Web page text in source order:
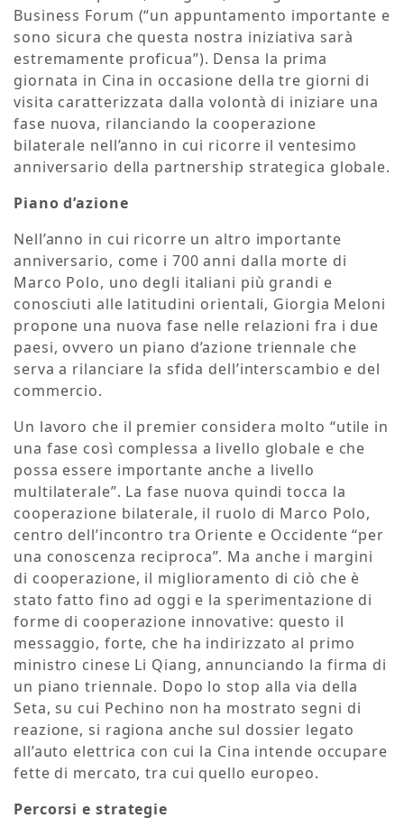
Business Forum (“un appuntamento importante e
sono sicura che questa nostra iniziativa sarà
estremamente proficua”). Densa la prima
giornata in Cina in occasione della tre giorni di
visita caratterizzata dalla volontà di iniziare una
fase nuova, rilanciando la cooperazione
bilaterale nell’anno in cui ricorre il ventesimo
anniversario della partnership strategica globale.
Piano d’azione
Nell’anno in cui ricorre un altro importante
anniversario, come i 700 anni dalla morte di
Marco Polo, uno degli italiani più grandi e
conosciuti alle latitudini orientali, Giorgia Meloni
propone una nuova fase nelle relazioni fra i due
paesi, ovvero un piano d’azione triennale che
serva a rilanciare la sfida dell’interscambio e del
commercio.
Un lavoro che il premier considera molto “utile in
una fase così complessa a livello globale e che
possa essere importante anche a livello
multilaterale”. La fase nuova quindi tocca la
cooperazione bilaterale, il ruolo di Marco Polo,
centro dell’incontro tra Oriente e Occidente “per
una conoscenza reciproca”. Ma anche i margini
di cooperazione, il miglioramento di ciò che è
stato fatto fino ad oggi e la sperimentazione di
forme di cooperazione innovative: questo il
messaggio, forte, che ha indirizzato al primo
ministro cinese Li Qiang, annunciando la firma di
un piano triennale. Dopo lo stop alla via della
Seta, su cui Pechino non ha mostrato segni di
reazione, si ragiona anche sul dossier legato
all’auto elettrica con cui la Cina intende occupare
fette di mercato, tra cui quello europeo.
Percorsi e strategie